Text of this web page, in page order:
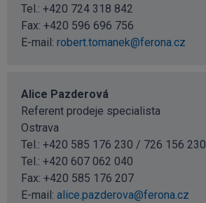
Tel.: +420 724 318 842
Fax: +420 596 696 756
E-mail: robert.tomanek@ferona.cz
Alice Pazderová
Referent prodeje specialista
Ostrava
Tel.: +420 585 176 230 / 726 156 230
Tel.: +420 607 062 040
Fax: +420 585 176 207
E-mail: alice.pazderova@ferona.cz